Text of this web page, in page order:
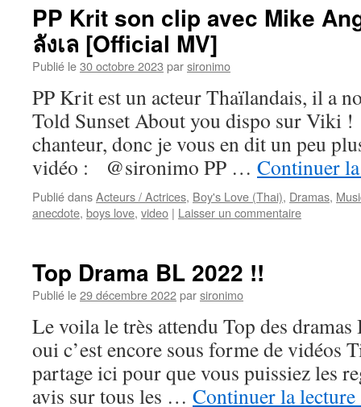
PP Krit son clip avec Mike
ลังเล [Official MV]
Publié le30 octobre 2023 parsironimo
PP Krit est un acteur Thaïlandais, il a
Told Sunset About you dispo sur Viki
chanteur, donc je vous en dit un peu
vidéo : @sironimo PP … Continuer
Publié dansActeurs / Actrices, Boy's Love (Thai), Dramas,
anecdote, boys love, video | Laisser un commentaire
Top Drama BL 2022 !!
Publié le29 décembre 2022parsironimo
Le voila le très attendu Top des
oui c’est encore sous forme de vidéos
partage ici pour que vous puissiez les
avis sur tous les … Continuer la lecture